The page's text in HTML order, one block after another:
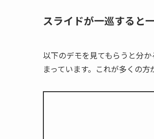
スライドが一巡すると
以下のデモを見てもらうと分
まっています。これが多くの